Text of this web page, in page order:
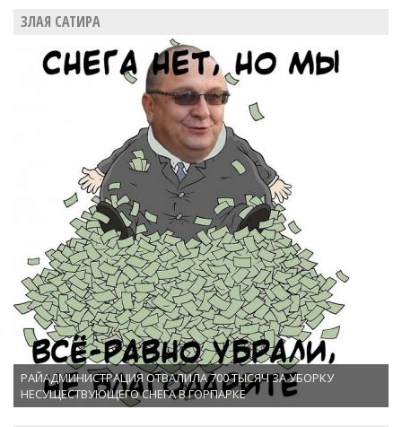
ЗЛАЯ САТИРА
РАЙАДМИНИСТРАЦИЯ ОТВАЛИЛА 700 ТЫСЯЧ ЗА УБОРКУ
НЕСУЩЕСТВУЮЩЕГО СНЕГА В ГОРПАРКЕ